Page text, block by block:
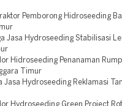
Pemborong Hidroseeding
Jasa Hydroseeding Stabilisasi
Hidroseeding Penanaman
Timur
Jasa Hydroseeding Reklamasi
Hydroseeding Green Project